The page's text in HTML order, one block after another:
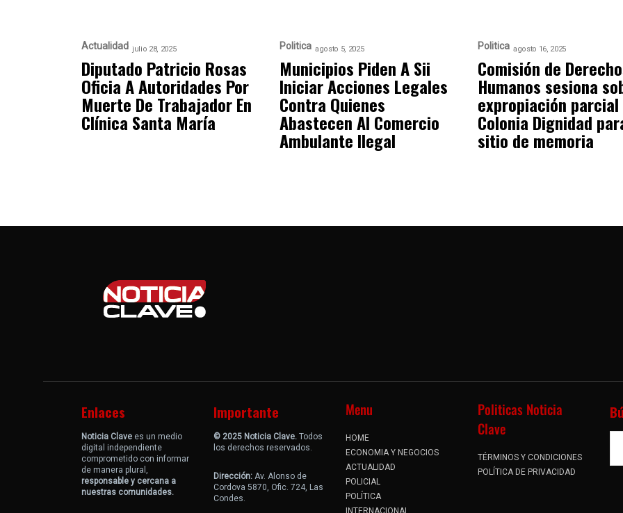
Actualidad julio 28, 2025
Diputado Patricio Rosas
Oficia A Autoridades Por
Muerte De Trabajador En
Clínica Santa María
Politica agosto 5, 2025
Municipios Piden A Sii
Iniciar Acciones Legales
Contra Quienes
Abastecen Al Comercio
Ambulante Ilegal
Politica agosto 16, 2025
Comisión de
Humanos sesiona
expropiación parcial
Colonia Dignidad
sitio de memoria
Enlaces
Noticia Clave es un medio
digital independiente
comprometido con informar
de manera plural,
responsable y cercana a
nuestras comunidades.
Importante
© 2025 Noticia Clave. Todos
los derechos reservados.
Dirección: Av. Alonso de
Cordova 5870, Ofic. 724, Las
Condes.
Menu
HOME
ECONOMIA Y NEGOCIOS
ACTUALIDAD
POLICIAL
POLÍTICA
INTERNACIONAL
Politicas Noticia
Clave
TÉRMINOS Y CONDICIONES
POLÍTICA DE PRIVACIDAD